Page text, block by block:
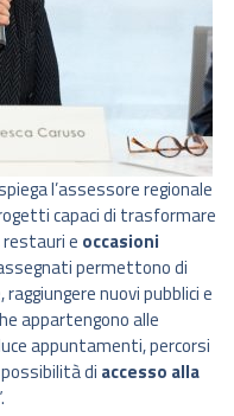
l’assessore regionale
capaci di trasformare
e occasioni
permettono di
nuovi pubblici e
appartengono alle
appuntamenti, percorsi
di accesso alla